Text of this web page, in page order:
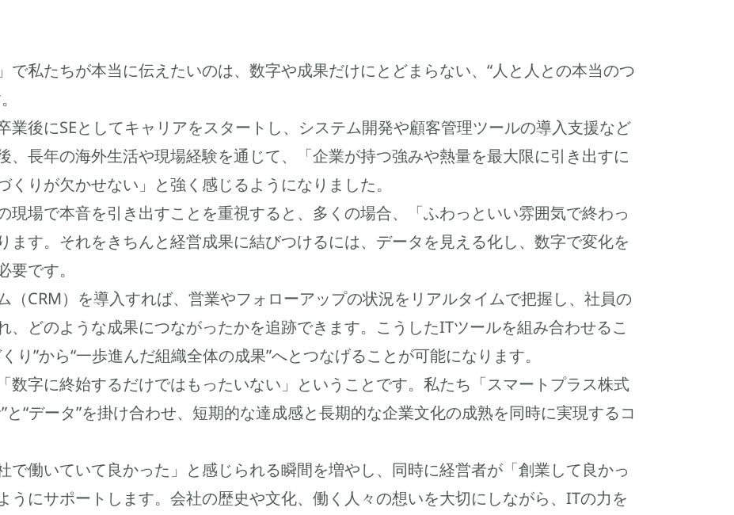
で私たちが本当に伝えたいのは、数字や成果だけにとどまらない、“人と人との本当のつ
業後にSEとしてキャリアをスタートし、システム開発や顧客管理ツールの導入支援など
、長年の海外生活や現場経験を通じて、「企業が持つ強みや熱量を最大限に引き出すに
くりが欠かせない」と強く感じるようになりました。
現場で本音を引き出すことを重視すると、多くの場合、「ふわっといい雰囲気で終わっ
ます。それをきちんと経営成果に結びつけるには、データを見える化し、数字で変化を
です。
（CRM）を導入すれば、営業やフォローアップの状況をリアルタイムで把握し、社員の
、どのような成果につながったかを追跡できます。こうしたITツールを組み合わせるこ
り”から“一歩進んだ組織全体の成果”へとつなげることが可能になります。
数字に終始するだけではもったいない」ということです。私たち「スマートプラス株式
と“データ”を掛け合わせ、短期的な達成感と長期的な企業文化の成熟を同時に実現するコ
で働いていて良かった」と感じられる瞬間を増やし、同時に経営者が「創業して良かっ
うにサポートします。会社の歴史や文化、働く人々の想いを大切にしながら、ITの力を